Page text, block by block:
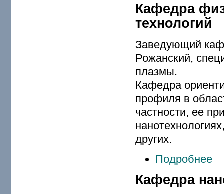
Кафедра
технологий
Заведующий
Рожанский,
плазмы.
Кафедра
профиля в
частности, ее
других.
Подробнее
Кафедра